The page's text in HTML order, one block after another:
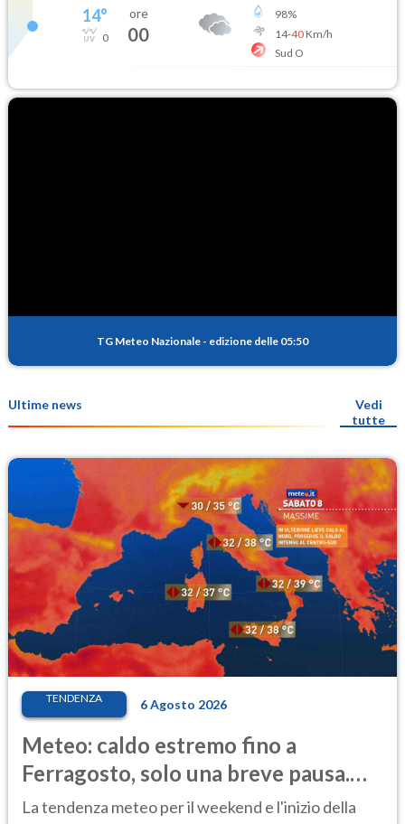
14°
0
ore
00
98%
14-40Km/h
Sud O
TG Meteo Nazionale - edizione delle 05:50
Ultime news
Vedi
tutte
TENDENZA 6 Agosto 2026
Meteo: caldo estremo fino a
Ferragosto, solo una breve pausa.
Ecco dove
La tendenza meteo per il weekend e l'inizio della